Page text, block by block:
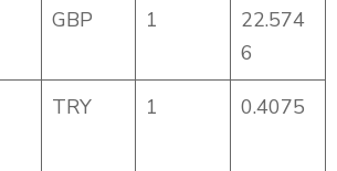
GBP 1
22.574
6
TRY 1 0.4075